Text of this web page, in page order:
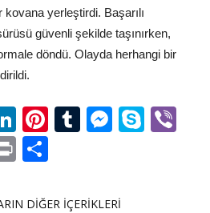
yerleştirdi. Başarılı
güvenli şekilde taşınırken,
döndü. Olayda herhangi bir
LinkedIn
Pinterest
Tumblr
Print
DİĞER İÇERİKLERİ